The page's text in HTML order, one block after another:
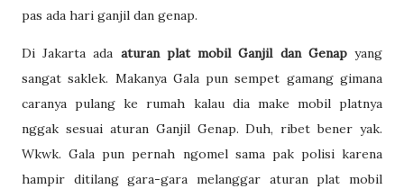
pas ada hari ganjil dan genap.
Di Jakarta ada aturan plat mobil Ganjil dan Genapyang
sangat saklek. Makanya Gala pun sempet gamang gimana
caranya pulang ke rumah kalau dia make mobil platnya
nggak sesuai aturan Ganjil Genap. Duh, ribet bener yak.
Wkwk. Gala pun pernah ngomel sama pak polisi karena
hampir ditilang gara-gara melanggar aturan plat mobil